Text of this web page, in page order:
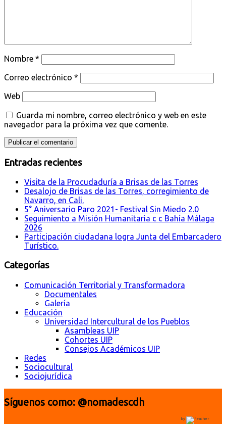
Nombre *
Correo electrónico *
Web
Guarda mi nombre, correo electrónico y web en este
navegador para la próxima vez que comente.
Entradas recientes
Visita de la Procudaduría a Brisas de las Torres
Desalojo de Brisas de las Torres, corregimiento de
Navarro, en Cali.
5° Aniversario Paro 2021- Festival Sin Miedo 2.0
Seguimiento a Misión Humanitaria c c Bahía Málaga
2026
Participación ciudadana logra Junta del Embarcadero
Turístico.
Categorías
Comunicación Territorial y Transformadora
Documentales
Galería
Educación
Universidad Intercultural de los Pueblos
Asambleas UIP
Cohortes UIP
Consejos Académicos UIP
Redes
Sociocultural
Sociojurídica
Síguenos como: @nomadescdh
by